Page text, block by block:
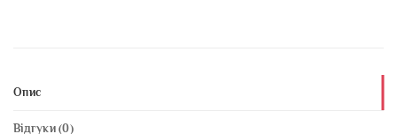
Опис
Відгуки (0)